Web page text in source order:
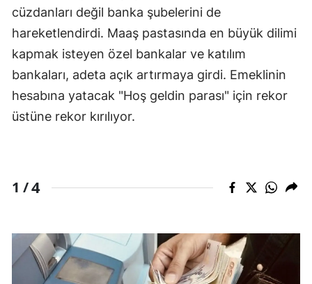
Erzurum
Eskişehir
Gaziantep
Giresun
Hatay
Mersin
İstanbul
cüzdanları değil banka şubelerini de
hareketlendirdi. Maaş pastasında en büyük dilimi
kapmak isteyen özel bankalar ve katılım
bankaları, adeta açık artırmaya girdi. Emeklinin
hesabına yatacak "Hoş geldin parası" için rekor
üstüne rekor kırılıyor.
1 /4